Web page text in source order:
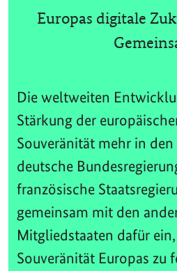
Europas digitale
Die weltweiten
Stärkung der
Souveränität mehr in
deutsche
französische
gemeinsam mit den
Mitgliedstaaten dafür
Souveränität Europas zu